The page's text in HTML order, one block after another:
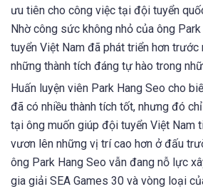
ưu tiên cho công việc tại đội tuyển
Nhờ công sức không nhỏ của ông
tuyển Việt Nam đã phát triển hơn
những thành tích đáng tự hào trong
Huấn luyện viên Park Hang Seo cho
đã có nhiều thành tích tốt, nhưng đó
tại ông muốn giúp đội tuyển Việt Nam
vươn lên những vị trí cao hơn ở đấu
ông Park Hang Seo vẫn đang nỗ lực
gia giải SEA Games 30 và vòng loại